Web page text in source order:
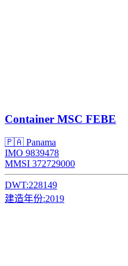
Container MSC FEBE
🇵🇦 Panama
IMO 9839478
MMSI 372729000
DWT:228149
建造年份:2019